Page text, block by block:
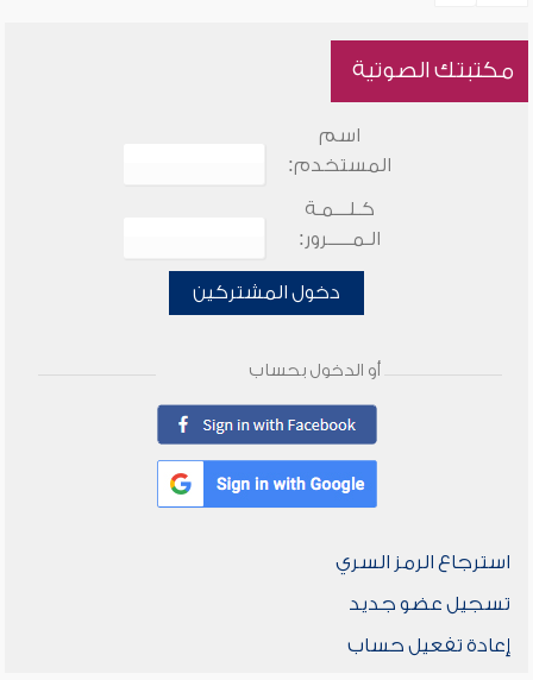
مكتبتك الصوتية
اسم
المستخدم:
كـلـــمـة
الـمـــــرور:
دخول المشتركين
أو الدخول بحساب
استرجاع الرمز السري
تسجيل عضو جديد
إعادة تفعيل حساب